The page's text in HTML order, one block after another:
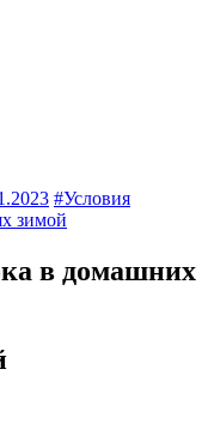
#Условия
зимой
в домашних